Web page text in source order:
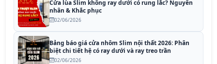
Cửa lùa Slim không ray dưới có rung lắc? Nguyên
nhân & Khắc phục
02/06/2026
Bảng báo giá cửa nhôm Slim nội thất 2026: Phân
biệt chi tiết hệ có ray dưới và ray treo trần
02/06/2026